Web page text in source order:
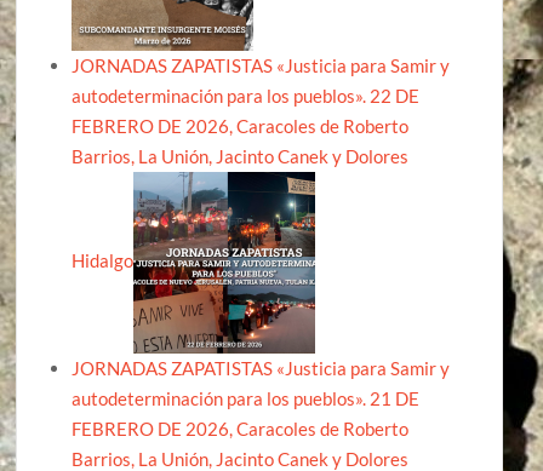
JORNADAS ZAPATISTAS «Justicia para Samir y
autodeterminación para los pueblos». 22 DE
FEBRERO DE 2026, Caracoles de Roberto
Barrios, La Unión, Jacinto Canek y Dolores
Hidalgo
JORNADAS ZAPATISTAS «Justicia para Samir y
autodeterminación para los pueblos». 21 DE
FEBRERO DE 2026, Caracoles de Roberto
Barrios, La Unión, Jacinto Canek y Dolores